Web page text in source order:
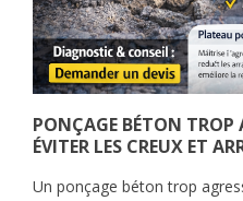
PONÇAGE BÉTON TROP
ÉVITER LES CREUX ET
Un ponçage béton trop